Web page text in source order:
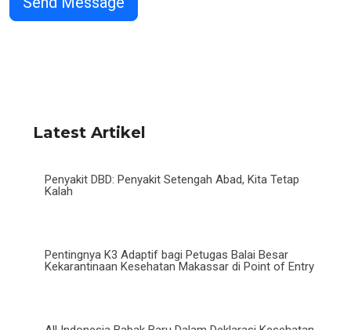
Latest Artikel
Penyakit DBD: Penyakit Setengah Abad, Kita Tetap
Kalah
Pentingnya K3 Adaptif bagi Petugas Balai Besar
Kekarantinaan Kesehatan Makassar di Point of Entry